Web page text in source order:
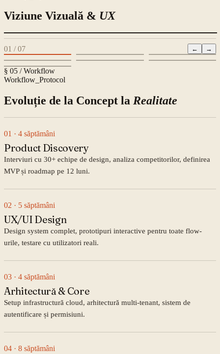
Viziune Vizuală & UX
01 /07 ← →
§ 05 / Workflow
Workflow_Protocol
Evoluție de la Concept la Realitate
01 · 4 săptămâni
Product Discovery
Interviuri cu 30+ echipe de design, analiza competitorilor, definirea
MVP și roadmap pe 12 luni.
02 · 5 săptămâni
UX/UI Design
Design system complet, prototipuri interactive pentru toate flow-
urile, testare cu utilizatori reali.
03 · 4 săptămâni
Arhitectură & Core
Setup infrastructură cloud, arhitectură multi-tenant, sistem de
autentificare și permisiuni.
04 · 8 săptămâni